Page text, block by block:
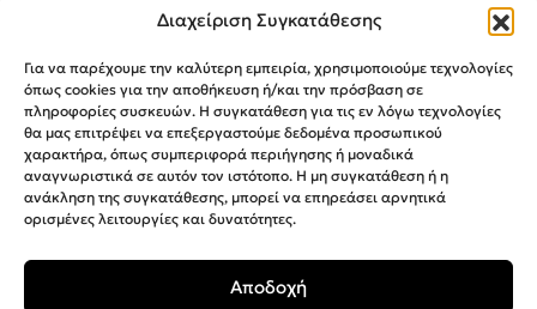
Διαχείριση Συγκατάθεσης
Για να παρέχουμε την καλύτερη εμπειρία, χρησιμοποιούμε τεχνολογίες
όπως cookies για την αποθήκευση ή/και την πρόσβαση σε
πληροφορίες συσκευών. Η συγκατάθεση για τις εν λόγω τεχνολογίες
θα μας επιτρέψει να επεξεργαστούμε δεδομένα προσωπικού
χαρακτήρα, όπως συμπεριφορά περιήγησης ή μοναδικά
αναγνωριστικά σε αυτόν τον ιστότοπο. Η μη συγκατάθεση ή η
ανάκληση της συγκατάθεσης, μπορεί να επηρεάσει αρνητικά
ορισμένες λειτουργίες και δυνατότητες.
Αποδοχή
GRUPPE Ανεμιστήρας Ορθοστάτης
60W Διαμέτρου 40cm White FS
40-413
54,90€
Προσθήκη στο καλάθι